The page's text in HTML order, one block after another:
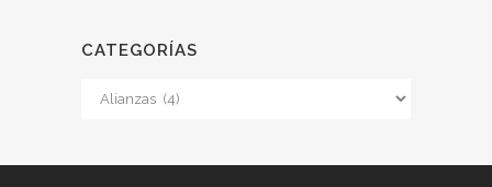
CATEGORÍAS
Categorías